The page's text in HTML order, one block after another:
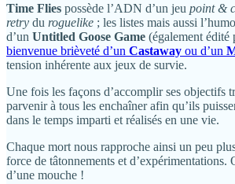
Time Flies possède l’ADN d’un jeu point &
retry du roguelike ; les listes mais aussi
d’un Untitled Goose Game (également édité
bienvenue brièveté d’un Castaway ou d’un
tension inhérente aux jeux de survie.
Une fois les façons d’accomplir ses objectifs
parvenir à tous les enchaîner afin qu’ils
dans le temps imparti et réalisés en une vie.
Chaque mort nous rapproche ainsi un peu
force de tâtonnements et d’expérimentations.
d’une mouche !